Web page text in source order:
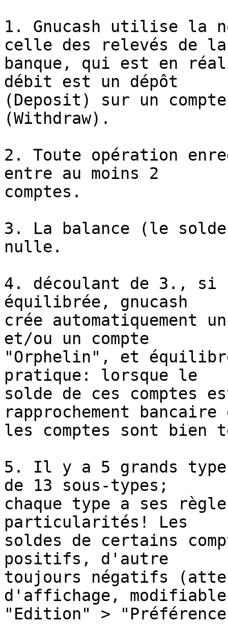
1. Gnucash utilise la
celle des relevés de la
banque, qui est en
débit est un dépôt
(Deposit) sur un
(Withdraw).
2. Toute opération
entre au moins 2
comptes.
3. La balance (le
nulle.
4. découlant de 3., si
équilibrée, gnucash
crée automatiquement
et/ou un compte
"Orphelin", et
pratique: lorsque le
solde de ces comptes
rapprochement
les comptes sont bien
5. Il y a 5 grands
de 13 sous-types;
chaque type a ses
particularités! Les
soldes de certains
positifs, d'autre
toujours négatifs
d'affichage,
"Edition" >